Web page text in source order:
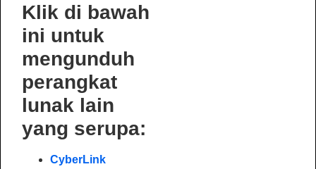
Klik di bawah
ini untuk
mengunduh
perangkat
lunak lain
yang serupa:
CyberLink